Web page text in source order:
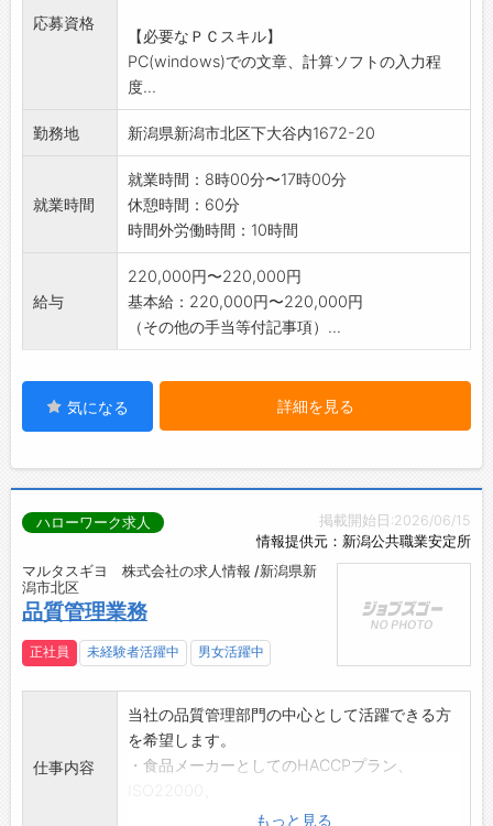
応募資格
【必要なＰＣスキル】
PC(windows)での文章、計算ソフトの入力程
度...
勤務地 新潟県新潟市北区下大谷内1672-20
就業時間
就業時間：8時00分〜17時00分
休憩時間：60分
時間外労働時間：10時間
給与
220,000円〜220,000円
基本給：220,000円〜220,000円
（その他の手当等付記事項）...
気になる 詳細を見る
掲載開始日:2026/06/15
情報提供元：新潟公共職業安定所
ハローワーク求人
マルタスギヨ 株式会社の求人情報 /新潟県新
潟市北区
品質管理業務
正社員 未経験者活躍中 男女活躍中
仕事内容
当社の品質管理部門の中心として活躍できる方
を希望します。
・食品メーカーとしてのHACCPプラン、
FSSCなどの食品安全規格への理解
もっと見る